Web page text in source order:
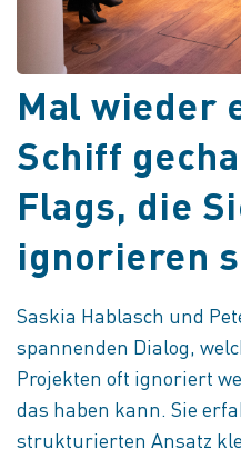
Mal wieder
Schiff
Flags, die
ignorieren
Saskia Hablasch und
spannenden Dialog,
Projekten oft ignoriert
das haben kann. Sie
strukturierten Ansatz